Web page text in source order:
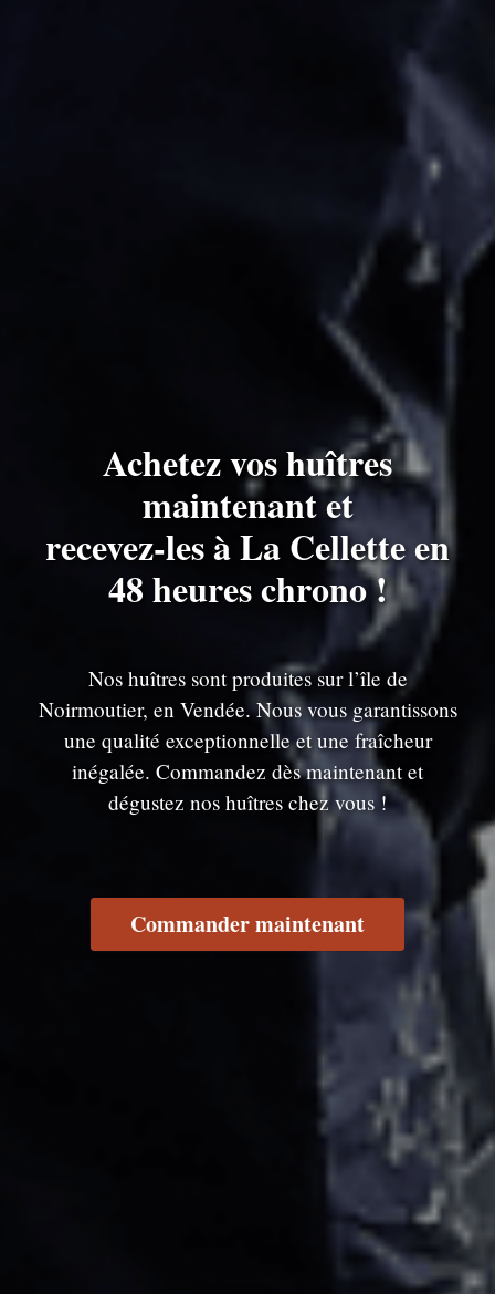
Achetez vos huîtres
maintenant et
recevez-les à La Cellette en
48 heures chrono !
Nos huîtres sont produites sur l’île de
Noirmoutier, en Vendée. Nous vous garantissons
une qualité exceptionnelle et une fraîcheur
inégalée. Commandez dès maintenant et
dégustez nos huîtres chez vous !
Commander maintenant